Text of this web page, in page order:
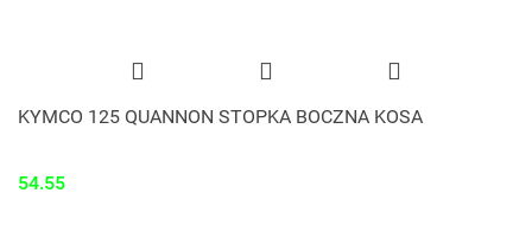
KYMCO 125 QUANNON STOPKA BOCZNA KOSA
54.55